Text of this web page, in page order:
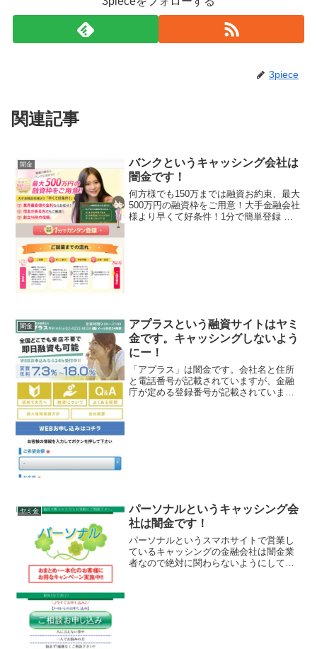
3piece
関連記事
闇金
バンクというキャッシング会社は
闇金です！
何方様でも150万までは融資お約束、最大
500万円の融資枠をご用意！大手金融会社
様より早くて好条件！1分で簡単登録 な
闇金
アプラスという融資サイトはヤミ
金です。キャッシングしないよう
にー！
「アプラス」は闇金です。会社名と住所
と電話番号が記載されていますが、金融
庁が定める登録番号が記載されていませ
ヤミ金
パーソナルというキャッシング会
社は闇金です！
パーソナルというスマホサイトで営業し
ているキャッシングの金融会社は闇金業
者なので絶対に関わらないようにしてく